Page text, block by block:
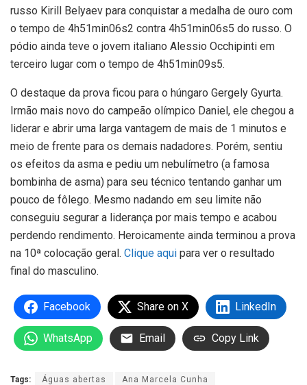
russo Kirill Belyaev para conquistar a medalha de ouro com
o tempo de 4h51min06s2 contra 4h51min06s5 do russo. O
pódio ainda teve o jovem italiano Alessio Occhipinti em
terceiro lugar com o tempo de 4h51min09s5.
O destaque da prova ficou para o húngaro Gergely Gyurta.
Irmão mais novo do campeão olímpico Daniel, ele chegou a
liderar e abrir uma larga vantagem de mais de 1 minutos e
meio de frente para os demais nadadores. Porém, sentiu
os efeitos da asma e pediu um nebulímetro (a famosa
bombinha de asma) para seu técnico tentando ganhar um
pouco de fôlego. Mesmo nadando em seu limite não
conseguiu segurar a liderança por mais tempo e acabou
perdendo rendimento. Heroicamente ainda terminou a prova
na 10ª colocação geral. Clique aqui para ver o resultado
final do masculino.
Facebook Share on X LinkedIn
WhatsApp Email Copy Link
Tags: Águas abertas Ana Marcela Cunha